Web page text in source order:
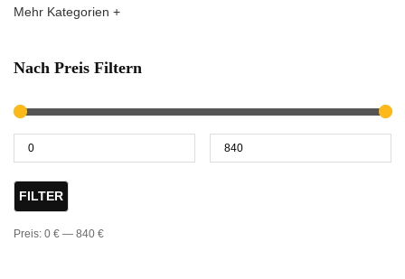
Mehr Kategorien +
Nach Preis Filtern
FILTER
Preis: 0 € — 840 €